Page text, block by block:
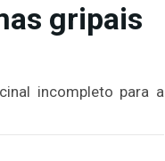
gripais
incompleto para a